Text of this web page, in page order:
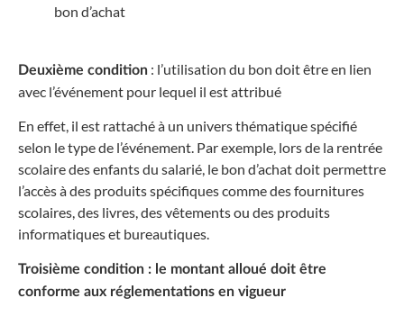
bon d’achat
Deuxième condition : l’utilisation du bon doit être en lien
avec l’événement pour lequel il est attribué
En effet, il est rattaché à un univers thématique spécifié
selon le type de l’événement. Par exemple, lors de la rentrée
scolaire des enfants du salarié, le bon d’achat doit permettre
l’accès à des produits spécifiques comme des fournitures
scolaires, des livres, des vêtements ou des produits
informatiques et bureautiques.
Troisième condition : le montant alloué doit être
conforme aux réglementations en vigueur